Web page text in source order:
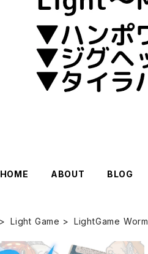
HOME ABOUT BLOG
Light Game LightGame Worm